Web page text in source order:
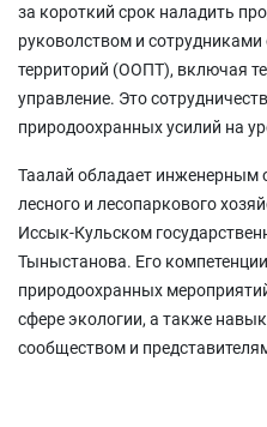
за короткий срок наладить
руковолством и
территорий (ООПТ), включая
управление. Это
природоохранных усилий на
Таалай обладает инженерным
лесного и лесопаркового
Иссык-Кульском
Тыныстанова. Его
природоохранных
сфере экологии, а также
сообществом и